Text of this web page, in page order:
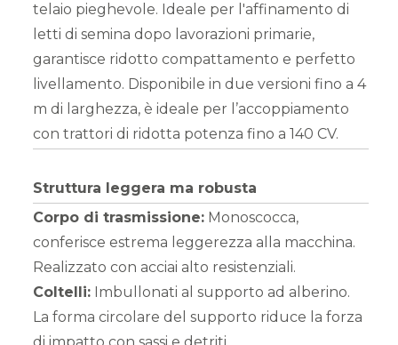
telaio pieghevole. Ideale per l'affinamento di
letti di semina dopo lavorazioni primarie,
garantisce ridotto compattamento e perfetto
livellamento. Disponibile in due versioni fino a 4
m di larghezza, è ideale per l’accoppiamento
con trattori di ridotta potenza fino a 140 CV.
Struttura leggera ma robusta
Corpo di trasmissione: Monoscocca,
conferisce estrema leggerezza alla macchina.
Realizzato con acciai alto resistenziali.
Coltelli: Imbullonati al supporto ad alberino.
La forma circolare del supporto riduce la forza
PROTEZIONE
DELLE
CULTURE